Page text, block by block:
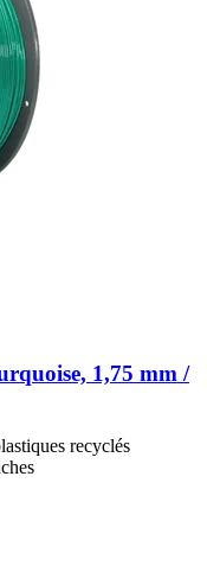
1,75 mm /
recyclés